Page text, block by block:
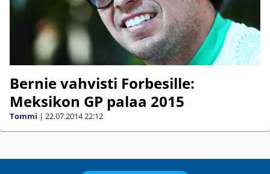
Bernie vahvisti Forbesille:
Meksikon GP palaa 2015
Tommi | 22.07.201422:12